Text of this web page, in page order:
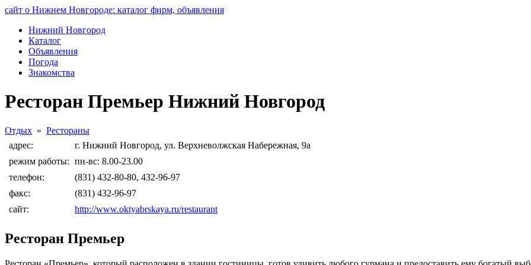
сайт о Нижнем Новгороде: каталог фирм, объявления
Нижний Новгород
Каталог
Объявления
Погода
Знакомства
Ресторан Премьер Нижний Новгород
Отдых » Рестораны
адрес:
г. Нижний Новгород, ул. Верхневолжская Набережная, 9а
режим работы: пн-вс: 8.00-23.00
телефон:
(831) 432-80-80, 432-96-97
факс:
(831) 432-96-97
сайт:
http://www.oktyabrskaya.ru/restaurant
Ресторан Премьер